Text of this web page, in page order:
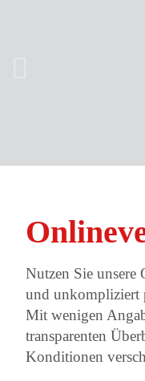
Nutzen Sie unsere
und unkompliziert
Mit wenigen
transparenten
Konditionen